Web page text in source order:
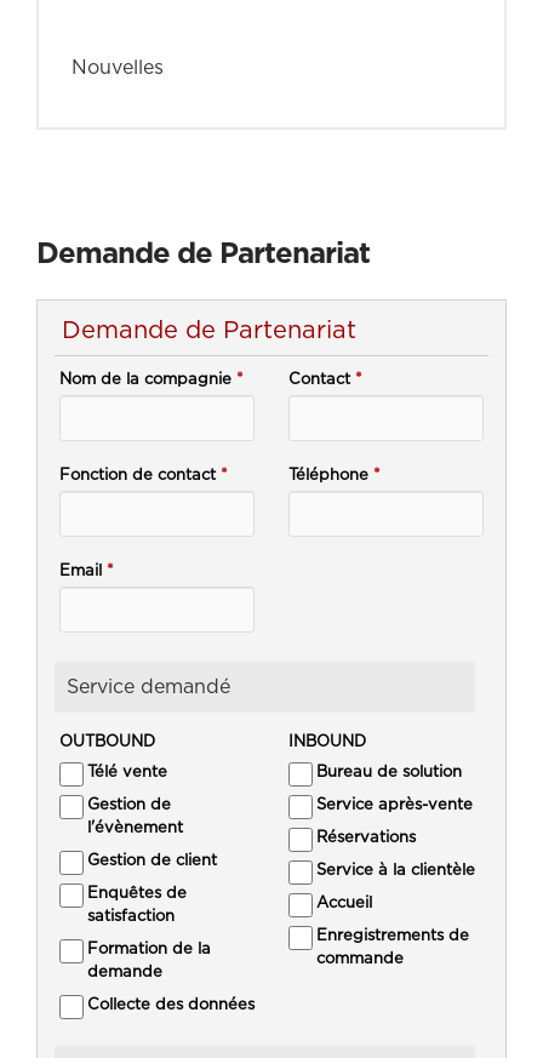
Nouvelles
Demande de Partenariat
Demande de Partenariat
Nom de la compagnie * Contact *
Fonction de contact * Téléphone *
Email *
Service demandé
OUTBOUND
Télé vente
Gestion de
l'évènement
Gestion de client
Enquêtes de
satisfaction
Formation de la
demande
Collecte des données
INBOUND
Bureau de solution
Service après-vente
Réservations
Service à la clientèle
Accueil
Enregistrements de
commande